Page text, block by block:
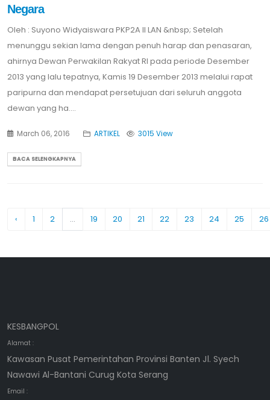
Negara
Oleh : Suyono Widyaiswara PKP2A II LAN &nbsp; Setelah
menunggu sekian lama dengan penuh harap dan penasaran,
ahirnya Dewan Perwakilan Rakyat RI pada periode Desember
2013 yang lalu tepatnya, Kamis 19 Desember 2013 melalui rapat
paripurna dan mendapat persetujuan dari seluruh anggota
dewan yang ha....
March 06, 2016 ARTIKEL 3015 View
BACA SELENGKAPNYA
‹ 1 2 ... 19 20 21 22 23 24 25 26
KESBANGPOL
Alamat :
Kawasan Pusat Pemerintahan Provinsi Banten Jl. Syech
Nawawi Al-Bantani Curug Kota Serang
Email :